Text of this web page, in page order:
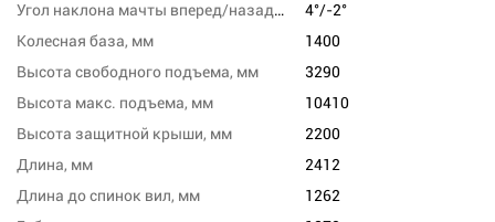
Угол наклона мачты вперед/назад, град
4°/-2°
Колесная база, мм
1400
Высота свободного подъема, мм
3290
Высота макс. подъема, мм
10410
Высота защитной крыши, мм
2200
Длина, мм
2412
Длина до спинок вил, мм
1262